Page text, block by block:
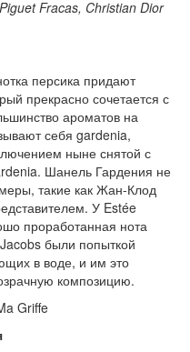
Fracas, Christian Dior
персика придают
прекрасно сочетается с
ароматов на
себя gardenia,
ныне снятой с
Шанель Гардения не
такие как Жан-Клод
У Estée
проработанная нота
были попыткой
в воде, и им это
композицию.
Griffe